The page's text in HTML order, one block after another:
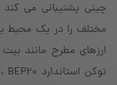
چینی پشتیبانی می
مختلف را در یک محیط
ارزهای مطرح مانند بیت